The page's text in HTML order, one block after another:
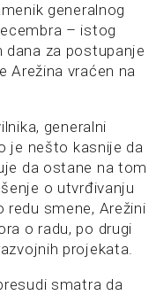
generalnog
– istog
za postupanje
Arežina vraćen na
generalni
je nešto kasnije da
da ostane na tom
o utvrđivanju
redu smene, Arežini
o radu, po drugi
projekata.
smatra da